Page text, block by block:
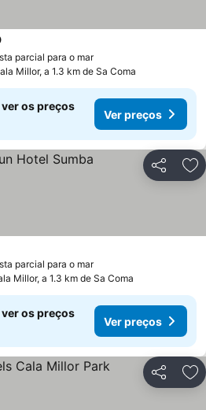
parcial para o marVer preços
Millor, a 1.3 km de Sa Coma
os preços
Ver preços
Partilhar
parcial para o marVer preços
Millor, a 1.3 km de Sa Coma
os preços
Ver preços
Partilhar